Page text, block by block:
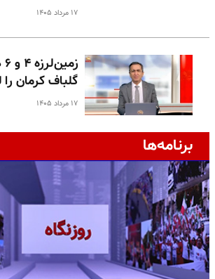
۱۷ مرداد ۱۴۰۵
گلباف کرمان را
۱۷ مرداد ۱۴۰۵
برنامه‌ها